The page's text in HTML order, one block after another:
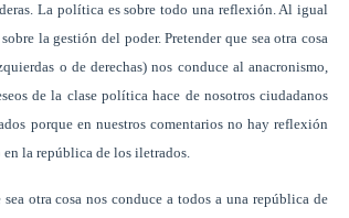
La política es sobre todo una reflexión. Al igual
la gestión del poder. Pretender que sea otra cosa
o de derechas) nos conduce al anacronismo,
de la clase política hace de nosotros ciudadanos
porque en nuestros comentarios no hay reflexión
la república de los iletrados.
otra cosa nos conduce a todos a una república de